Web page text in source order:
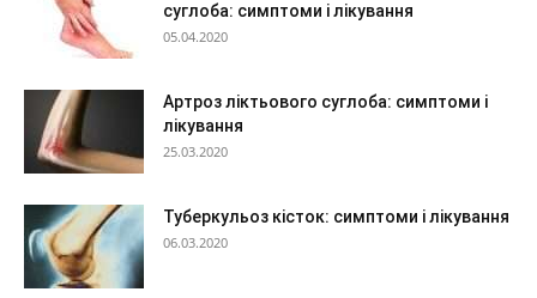
суглоба: симптоми і лікування
05.04.2020
Артроз ліктьового суглоба: симптоми і
лікування
25.03.2020
Туберкульоз кісток: симптоми і лікування
06.03.2020